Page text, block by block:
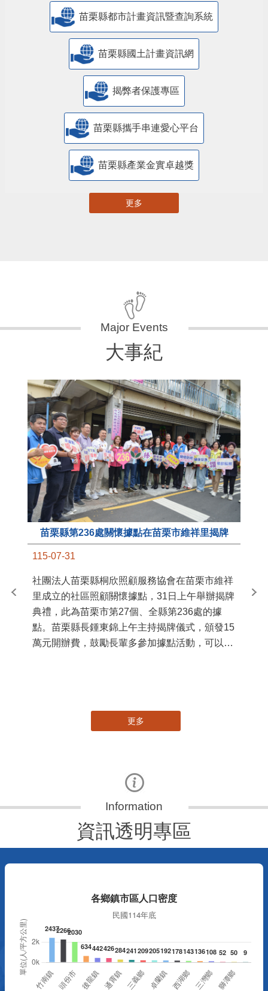
苗栗縣都市計畫資訊暨查詢系統
苗栗縣國土計畫資訊網
揭弊者保護專區
苗栗縣攜手串連愛心平台
苗栗縣產業金實卓越獎
更多
大事紀
苗栗縣第236處關懷據點在苗栗市維祥里揭牌
115-07-31
社團法人苗栗縣桐欣照顧服務協會在苗栗市維祥
里成立的社區照顧關懷據點，31日上午舉辦揭牌
典禮，此為苗栗市第27個、全縣第236處的據
點。苗栗縣長鍾東錦上午主持揭牌儀式，頒發15
萬元開辦費，鼓勵長輩多參加據點活動，可以更
苗
更多
資訊透明專區